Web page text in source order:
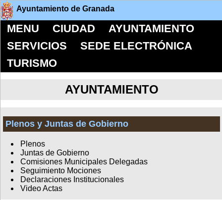
Ayuntamiento de Granada
MENU CIUDAD
AYUNTAMIENTO
SERVICIOS
SEDE ELECTRÓNICA
TURISMO
AYUNTAMIENTO
Plenos y Juntas de Gobierno
Plenos
Juntas de Gobierno
Comisiones Municipales Delegadas
Seguimiento Mociones
Declaraciones Institucionales
Video Actas